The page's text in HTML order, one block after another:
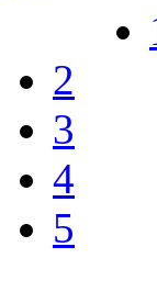
2
3
4
5